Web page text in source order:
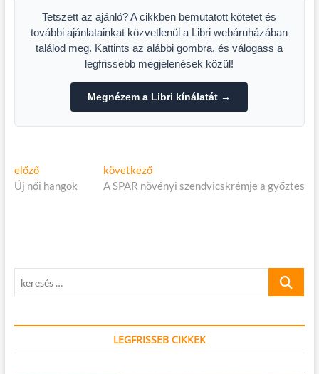
Tetszett az ajánló? A cikkben bemutatott kötetet és
további ajánlatainkat közvetlenül a Libri webáruházában
találod meg. Kattints az alábbi gombra, és válogass a
legfrissebb megjelenések közül!
Megnézem a Libri kínálatát →
Bejegyzés
navigáció
előzőElőző
cikk:
Új női hangok
következőKövetkező
cikk:
A SPAR növényi szendvicskrémje a győztes
keresés
LEGFRISSEB CIKKEK